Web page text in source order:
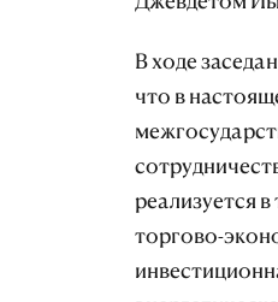
В ходе
что в
реализуется
торгово-